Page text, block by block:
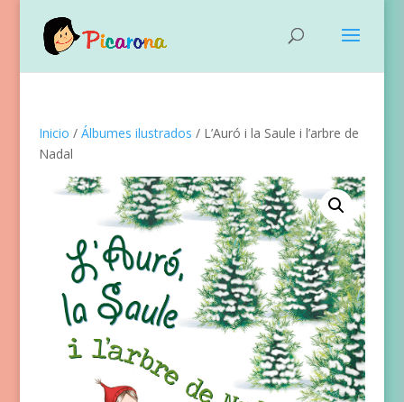
Inicio / Álbumes ilustrados / L’Auró i la Saule i l’arbre de
Nadal